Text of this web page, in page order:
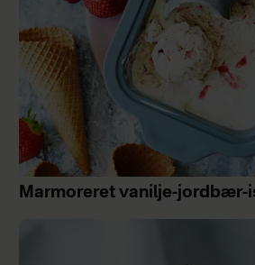
Marmoreret vanilje-jordbær-